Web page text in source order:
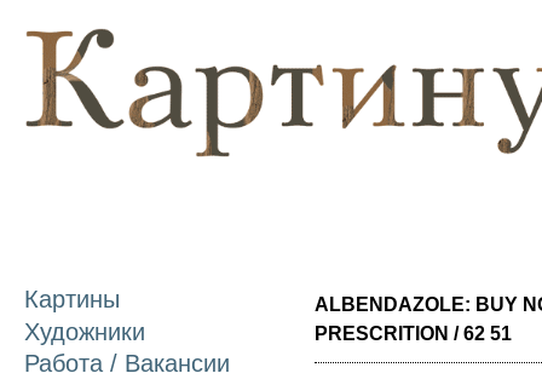
Картины
Художники
Работа / Вакансии
ALBENDAZOLE: BUY
PRESCRITION / 62 51